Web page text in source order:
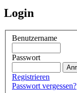
Login
Benutzername
Passwort
Registrieren
Passwort vergessen?